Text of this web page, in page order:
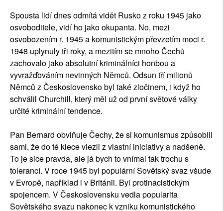
Spousta lidí dnes odmítá vidět Rusko z roku 1945 jako
osvoboditele, vidí ho jako okupanta. No, mezi
osvobozením r. 1945 a komunistickým převzetím moci r.
1948 uplynuly tři roky, a mezitím se mnoho Čechů
zachovalo jako absolutní kriminálníci honbou a
vyvražďováním nevinných Němců. Odsun tří milionů
Němců z Československo byl také zločinem, i když ho
schválil Churchill, který měl už od první světové války
určité kriminální tendence.
Pan Bernard obviňuje Čechy, že si komunismus způsobili
sami, že do té klece vlezli z vlastní iniciativy a nadšeně.
To je sice pravda, ale já bych to vnímal tak trochu s
tolerancí. V roce 1945 byl populární Sovětský svaz všude
v Evropě, například i v Británii. Byl protinacistickým
spojencem. V Československu vedla popularita
Sovětského svazu nakonec k vzniku komunistického